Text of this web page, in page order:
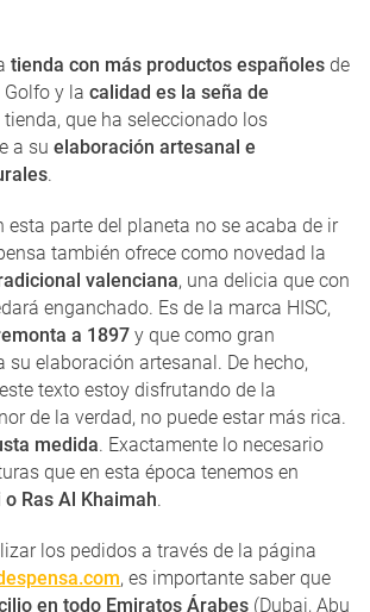
tienda con más productos españoles de
y la calidad es la seña de
tienda, que ha seleccionado los
a su elaboración artesanal e
.
esta parte del planeta no se acaba de ir
también ofrece como novedad la
valenciana, una delicia que con
enganchado. Es de la marca HISC,
a 1897 y que como gran
su elaboración artesanal. De hecho,
texto estoy disfrutando de la
de la verdad, no puede estar más rica.
medida. Exactamente lo necesario
que en esta época tenemos en
Ras Al Khaimah.
los pedidos a través de la página
, es importante saber que
en todo Emiratos Árabes (Dubai, Abu